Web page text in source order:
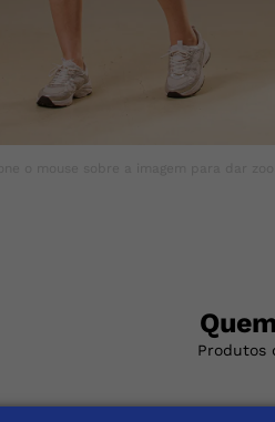
Produtos